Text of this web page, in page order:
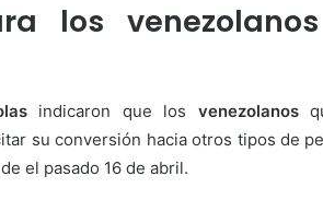
los
indicaron que los venezolanos
su conversión hacia otros tipos de
el pasado 16 de abril.